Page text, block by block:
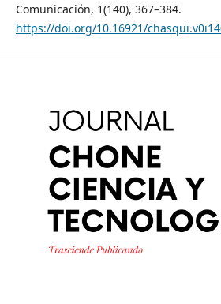
Comunicación, 1(140), 367–384.
https://doi.org/10.16921/